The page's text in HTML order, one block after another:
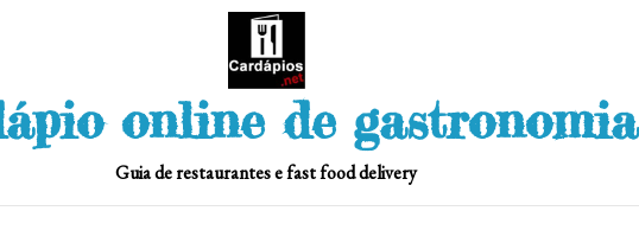
online de gastronomia
Guia de restaurantes e fast food delivery